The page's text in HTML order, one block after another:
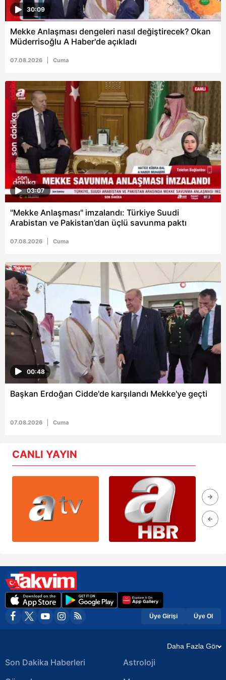
30:09
Mekke Anlaşması dengeleri nasıl değiştirecek? Okan
Müderrisoğlu A Haber'de açıkladı
07.08.2026 Cuma
03:07
"Mekke Anlaşması" imzalandı: Türkiye Suudi
Arabistan ve Pakistan’dan üçlü savunma paktı
07.08.2026 Cuma
00:48
Başkan Erdoğan Cidde'de karşılandı Mekke'ye geçti
07.08.2026 Cuma
CANLI YAYIN
Üye Girişi Üye Ol
Daha Fazla Gör
Son Dakika Haberleri
Astroloji